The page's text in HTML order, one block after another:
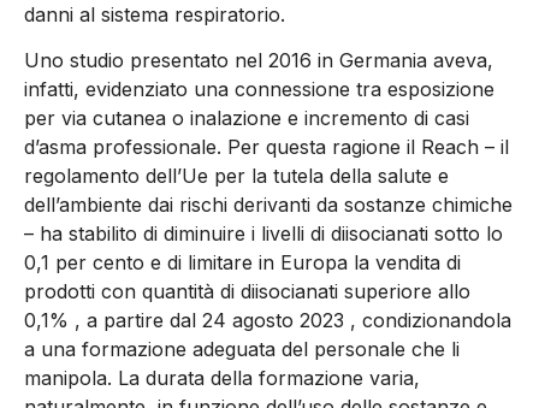
danni al sistema respiratorio.
Uno studio presentato nel 2016 in Germania aveva,
infatti, evidenziato una connessione tra esposizione
per via cutanea o inalazione e incremento di casi
d’asma professionale. Per questa ragione il Reach – il
regolamento dell’Ue per la tutela della salute e
dell’ambiente dai rischi derivanti da sostanze chimiche
– ha stabilito di diminuire i livelli di diisocianati sotto lo
0,1 per cento e di limitare in Europa la vendita di
prodotti con quantità di diisocianati superiore allo
0,1% , a partire dal 24 agosto 2023 , condizionandola
a una formazione adeguata del personale che li
manipola. La durata della formazione varia,